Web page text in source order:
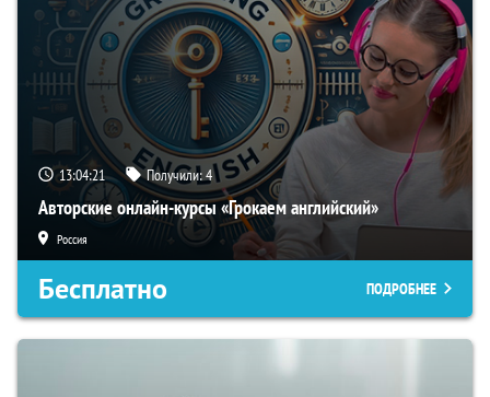
13:04:20 Получили:4
Авторские онлайн-курсы «Грокаем английский»
Россия
Бесплатно ПОДРОБНЕЕ